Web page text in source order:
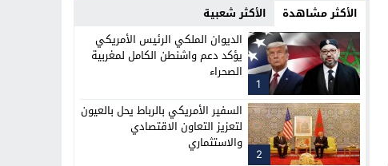
الأكثر مشاهدة الأكثر شعبية
1
الديوان الملكي الرئيس الأمريكي
يؤكد دعم واشنطن الكامل لمغربية
الصحراء
2
السفير الأمريكي بالرباط يحل بالعيون
لتعزيز التعاون الاقتصادي
والاستثماري